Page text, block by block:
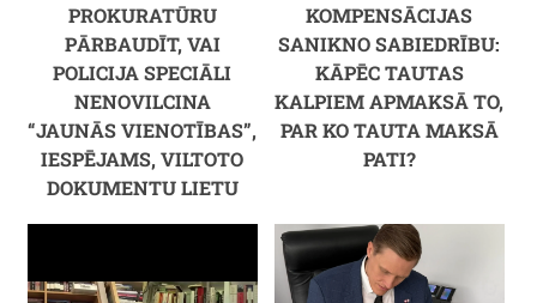
PROKURATŪRU
PĀRBAUDĪT, VAI
POLICIJA SPECIĀLI
NENOVILCINA
“JAUNĀS VIENOTĪBAS”,
IESPĒJAMS, VILTOTO
DOKUMENTU LIETU
KOMPENSĀCIJAS
SANIKNO SABIEDRĪBU:
KĀPĒC TAUTAS
KALPIEM APMAKSĀ TO,
PAR KO TAUTA MAKSĀ
PATI?